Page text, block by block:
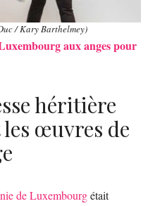
/ Kary Barthelmey)
aux anges pour
héritière
œuvres de
de Luxembourgétait